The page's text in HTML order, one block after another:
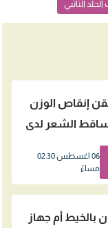
التأتبي
إنقاص الوزن
الشعر لدى
06 اغسطس 02:30
مساءً
بالخيط أم جهاز